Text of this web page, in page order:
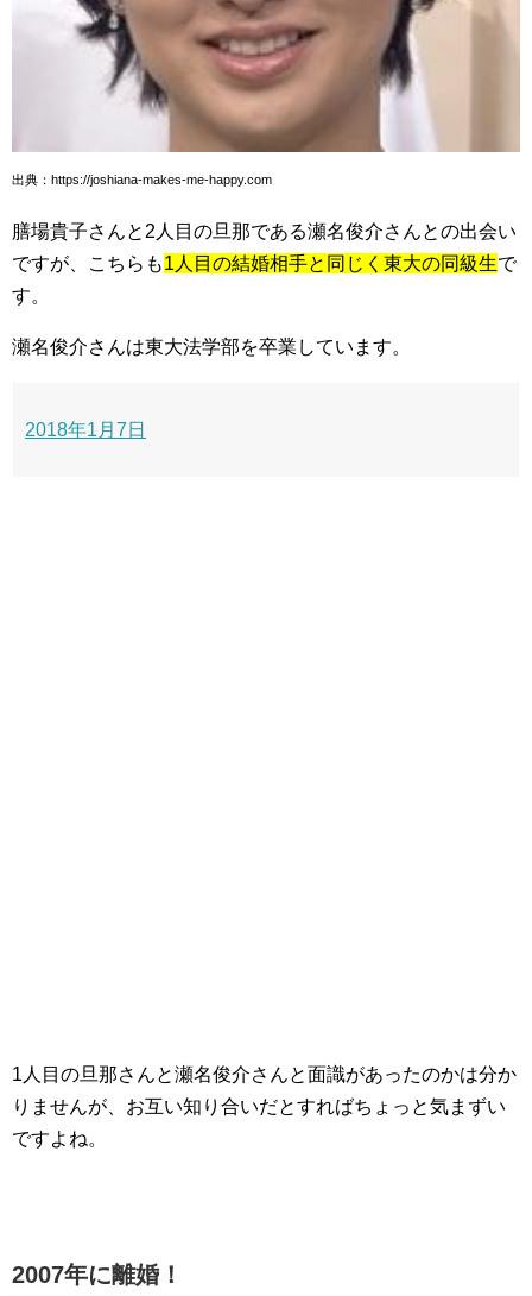
出典：https://joshiana-makes-me-happy.com
膳場貴子さんと2人目の旦那である瀬名俊介さんとの出会い
ですが、こちらも1人目の結婚相手と同じく東大の同級生で
す。
瀬名俊介さんは東大法学部を卒業しています。
2018年1月7日
1人目の旦那さんと瀬名俊介さんと面識があったのかは分か
りませんが、お互い知り合いだとすればちょっと気まずい
ですよね。
2007年に離婚！